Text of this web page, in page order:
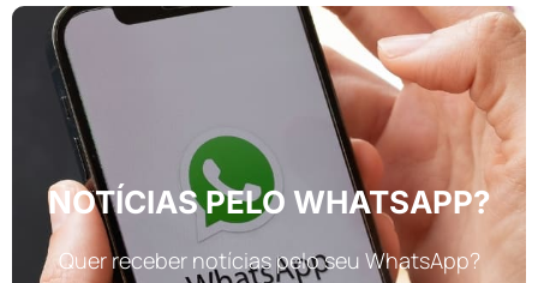
NOTÍCIAS PELO WHATSAPP?
Quer receber notícias pelo seu WhatsApp?